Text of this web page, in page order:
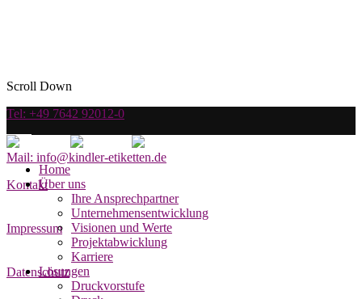
Scroll Down
Tel: +49 7642 92012-0
Mail: info@kindler-etiketten.de
Kontakt
Impressum
Datenschutz
Home
Über uns
Ihre Ansprechpartner
Unternehmensentwicklung
Visionen und Werte
Projektabwicklung
Karriere
Lösungen
Druckvorstufe